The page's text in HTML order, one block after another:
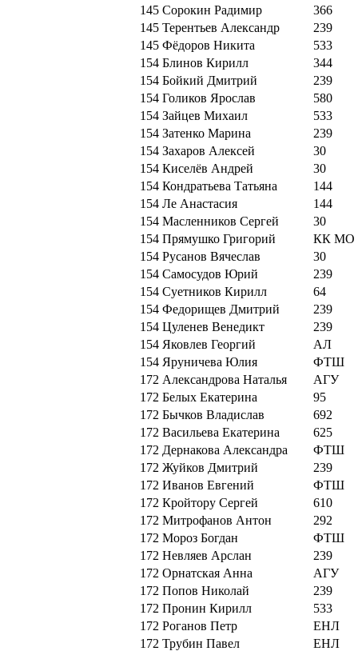
145 Сорокин Радимир
366
145 Терентьев Александр
239
145 Фёдоров Никита
533
154 Блинов Кирилл
344
154 Бойкий Дмитрий
239
154 Голиков Ярослав
580
154 Зайцев Михаил
533
154 Затенко Марина
239
154 Захаров Алексей
30
154 Киселёв Андрей
30
154 Кондратьева Татьяна
144
154 Ле Анастасия
144
154 Масленников Сергей
30
154 Прямушко Григорий
КК МО
154 Русанов Вячеслав
30
154 Самосудов Юрий
239
154 Суетников Кирилл
64
154 Федорищев Дмитрий
239
154 Цуленев Венедикт
239
154 Яковлев Георгий
АЛ
154 Яруничева Юлия
ФТШ
172 Александрова Наталья
АГУ
172 Белых Екатерина
95
172 Бычков Владислав
692
172 Васильева Екатерина
625
172 Дернакова Александра
ФТШ
172 Жуйков Дмитрий
239
172 Иванов Евгений
ФТШ
172 Кройтору Сергей
610
172 Митрофанов Антон
292
172 Мороз Богдан
ФТШ
172 Невляев Арслан
239
172 Орнатская Анна
АГУ
172 Попов Николай
239
172 Пронин Кирилл
533
172 Роганов Петр
ЕНЛ
172 Трубин Павел
ЕНЛ